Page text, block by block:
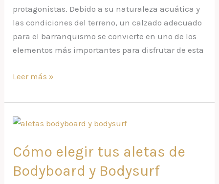
protagonistas. Debido a su naturaleza acuática y
las condiciones del terreno, un calzado adecuado
para el barranquismo se convierte en uno de los
elementos más importantes para disfrutar de esta
Leer más »
Cómo elegir tus aletas de
Bodyboard y Bodysurf
Cómo
tus
de